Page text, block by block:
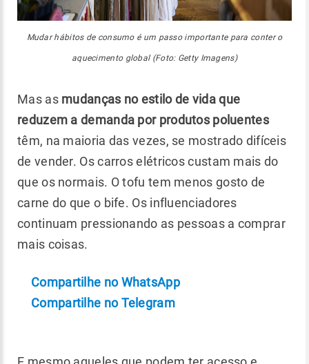
Mudar hábitos de consumo é um passo importante para conter o
aquecimento global (Foto: Getty Imagens)
Mas asmudanças no estilo de vida que
reduzem a demanda por produtos poluentes
têm, na maioria das vezes, se mostrado difíceis
de vender. Os carros elétricos custam mais do
que os normais. O tofu tem menos gosto de
carne do que o bife. Os influenciadores
continuam pressionando as pessoas a comprar
mais coisas.
Compartilhe no WhatsApp
Compartilhe no Telegram